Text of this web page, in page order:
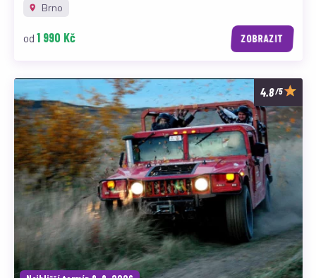
Brno
od 1 990 Kč ZOBRAZIT
/5